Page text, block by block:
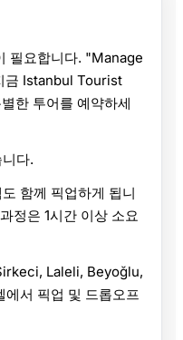
필요합니다. "Manage
금 Istanbul Tourist
한 투어를 예약하세
다.
함께 픽업하게 됩니
정은 1시간 이상 소요
Laleli, Beyoğlu,
서 픽업 및 드롭오프